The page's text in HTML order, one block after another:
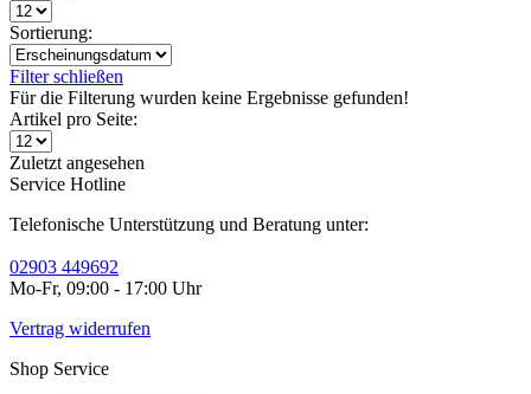
Sortierung:
Filter schließen
Für die Filterung wurden keine Ergebnisse gefunden!
Artikel pro Seite:
Zuletzt angesehen
Service Hotline
Telefonische Unterstützung und Beratung unter:
02903 449692
Mo-Fr, 09:00 - 17:00 Uhr
Vertrag widerrufen
Shop Service